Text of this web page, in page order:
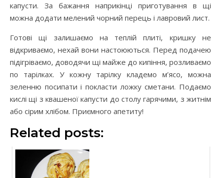
капусти. За бажання наприкінці приготування в щі
можна додати мелений чорний перець і лавровий лист.
Готові щі залишаємо на теплій плиті, кришку не
відкриваємо, нехай вони настоюються. Перед подачею
підігріваємо, доводячи щі майже до кипіння, розливаємо
по тарілках. У кожну тарілку кладемо м’ясо, можна
зеленню посипати і покласти ложку сметани. Подаємо
кислі щі з квашеної капусти до столу гарячими, з житнім
або сірим хлібом. Приємного апетиту!
Related posts: